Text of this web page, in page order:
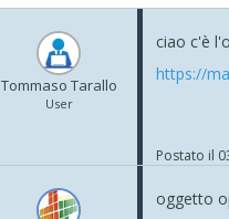
Tommaso Tarallo
User
ciao c'è
https://
Postato il
oggetto